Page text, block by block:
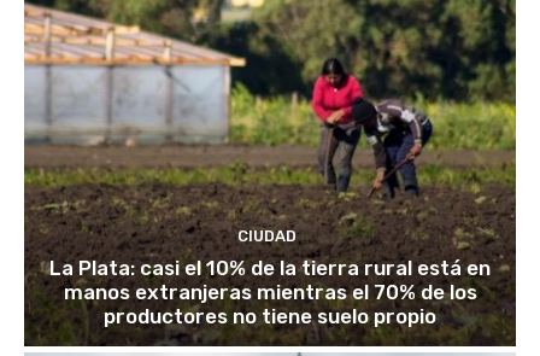
CIUDAD
La Plata: casi el 10% de la tierra rural está en
manos extranjeras mientras el 70% de los
productores no tiene suelo propio